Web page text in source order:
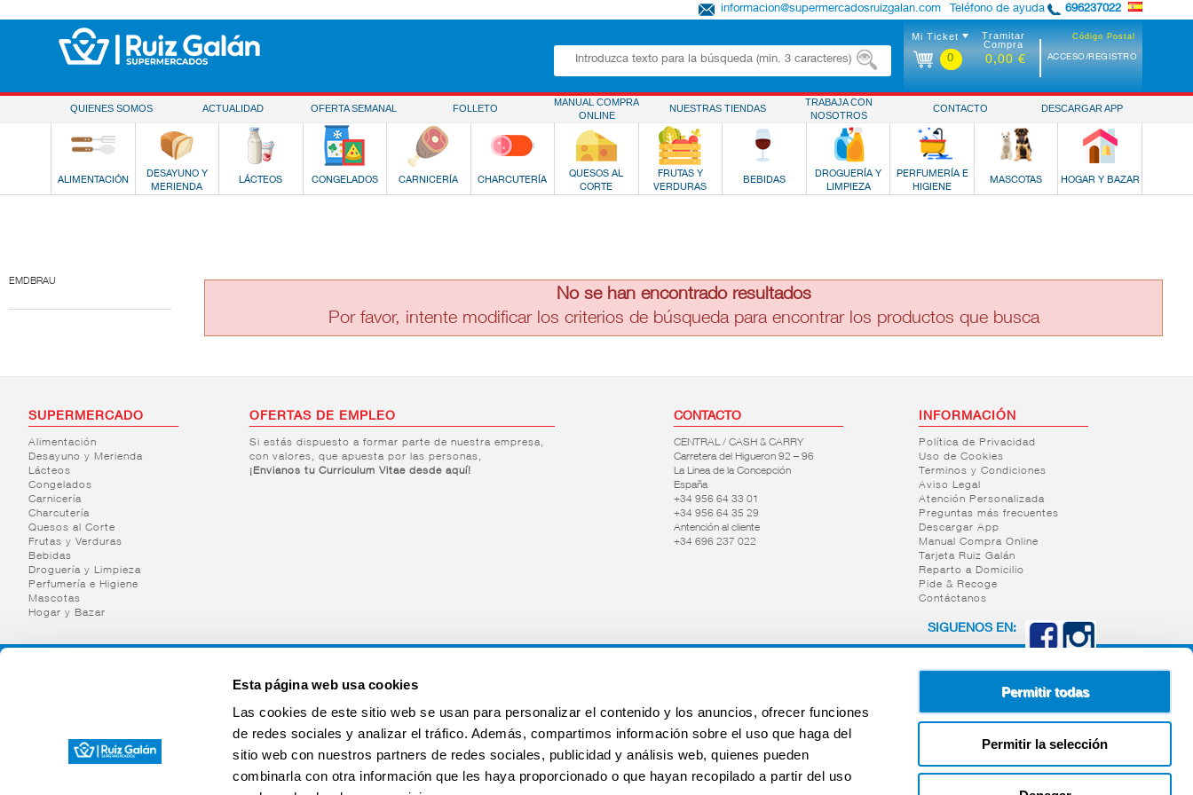
Esta página web usa cookies
Las cookies de este sitio web se usan para personalizar el contenido y los anuncios, ofrecer funciones
de redes sociales y analizar el tráfico. Además, compartimos información sobre el uso que haga del
sitio web con nuestros partners de redes sociales, publicidad y análisis web, quienes pueden
combinarla con otra información que les haya proporcionado o que hayan recopilado a partir del uso
Permitir todas
Permitir la selección
Teléfono de ayuda 696237022
informacion@supermercadosruizgalan.com
Código Postal
ACCESO/REGISTRO
Mi Ticket
0
Tramitar
Compra
0,00 €
QUIENES SOMOS ACTUALIDAD OFERTA SEMANAL FOLLETO
MANUAL COMPRA
ONLINE
NUESTRAS TIENDAS
TRABAJA CON
NOSOTROS
CONTACTO DESCARGAR APP
ALIMENTACIÓN
DESAYUNO Y
MERIENDA
LÁCTEOS CONGELADOS CARNICERÍA CHARCUTERÍA
QUESOS AL
CORTE
FRUTAS Y
VERDURAS
BEBIDAS
DROGUERÍA Y
LIMPIEZA
PERFUMERÍA E
HIGIENE
MASCOTAS HOGAR Y BAZAR
EMDBRAU
No se han encontrado resultados
Por favor, intente modificar los criterios de búsqueda para encontrar los productos que busca
SUPERMERCADO
Alimentación
Desayuno y Merienda
Lácteos
Congelados
Carnicería
Charcutería
Quesos al Corte
Frutas y Verduras
Bebidas
Droguería y Limpieza
Perfumería e Higiene
Mascotas
Hogar y Bazar
OFERTAS DE EMPLEO
Si estás dispuesto a formar parte de nuestra empresa,
con valores, que apuesta por las personas,
¡Envianos tu Curriculum Vitae desde aquí!
CONTACTO
CENTRAL / CASH & CARRY
Carretera del Higueron 92 – 96
La Linea de la Concepción
España
+34 956 64 33 01
+34 956 64 35 29
Antención al cliente
+34 696 237 022
INFORMACIÓN
Política de Privacidad
Uso de Cookies
Terminos y Condiciones
Aviso Legal
Atención Personalizada
Preguntas más frecuentes
Descargar App
Manual Compra Online
Tarjeta Ruiz Galán
Reparto a Domicilio
Pide & Recoge
Contáctanos
SIGUENOS EN: